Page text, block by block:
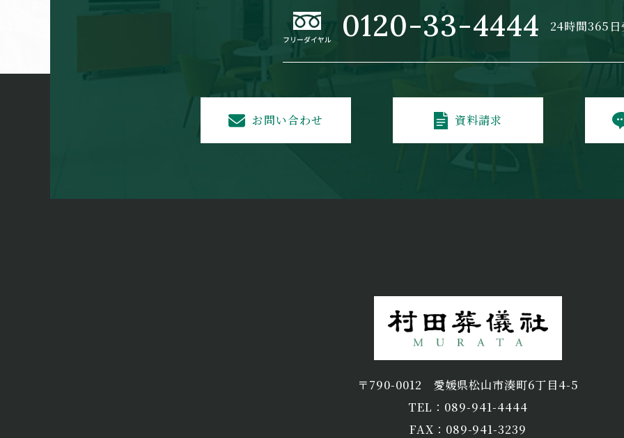
0120-33-4444 24時間365日
お問い合わせ 資料請求
〒790-0012 愛媛県松山市湊町6丁目4-5
TEL：089-941-4444
FAX：089-941-3239